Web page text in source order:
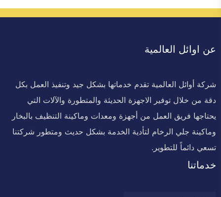
عن اوائل العالمية
شركة أوائل العالمية تقدم خدماتها بشكل جيد وتنفيذ العمل بكل
دقة من خلال توفير الاجهزة الحديثة والمتطورة والآلات التي
يحتاجها فريق العمل من أجهزة ومعدات وماكينة التنظيف بالبخار
وماكينة جلي الرخام لتأدية الخدمة بشكل حديث ومتطور شركتنا
تسعي دائماً للتطوير.
خدماتنا